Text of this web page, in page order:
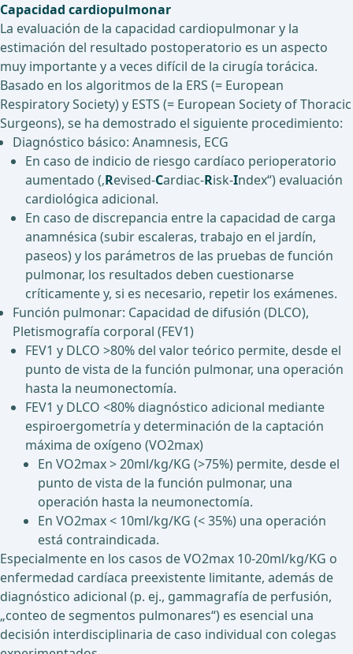
Capacidad cardiopulmonar
La evaluación de la capacidad cardiopulmonar y la
estimación del resultado postoperatorio es un aspecto
muy importante y a veces difícil de la cirugía torácica.
Basado en los algoritmos de la ERS (= European
Respiratory Society) y ESTS (= European Society of Thoracic
Surgeons), se ha demostrado el siguiente procedimiento:
Diagnóstico básico: Anamnesis, ECG
En caso de indicio de riesgo cardíaco perioperatorio
aumentado (‚Revised-Cardiac-Risk-Index“) evaluación
cardiológica adicional.
En caso de discrepancia entre la capacidad de carga
anamnésica (subir escaleras, trabajo en el jardín,
paseos) y los parámetros de las pruebas de función
pulmonar, los resultados deben cuestionarse
críticamente y, si es necesario, repetir los exámenes.
Función pulmonar: Capacidad de difusión (DLCO),
Pletismografía corporal (FEV1)
FEV1 y DLCO >80% del valor teórico permite, desde el
punto de vista de la función pulmonar, una operación
hasta la neumonectomía.
FEV1 y DLCO <80% diagnóstico adicional mediante
espiroergometría y determinación de la captación
máxima de oxígeno (VO2max)
En VO2max > 20ml/kg/KG (>75%) permite, desde el
punto de vista de la función pulmonar, una
operación hasta la neumonectomía.
En VO2max < 10ml/kg/KG (< 35%) una operación
está contraindicada.
Especialmente en los casos de VO2max 10-20ml/kg/KG o
enfermedad cardíaca preexistente limitante, además de
diagnóstico adicional (p. ej., gammagrafía de perfusión,
„conteo de segmentos pulmonares“) es esencial una
decisión interdisciplinaria de caso individual con colegas